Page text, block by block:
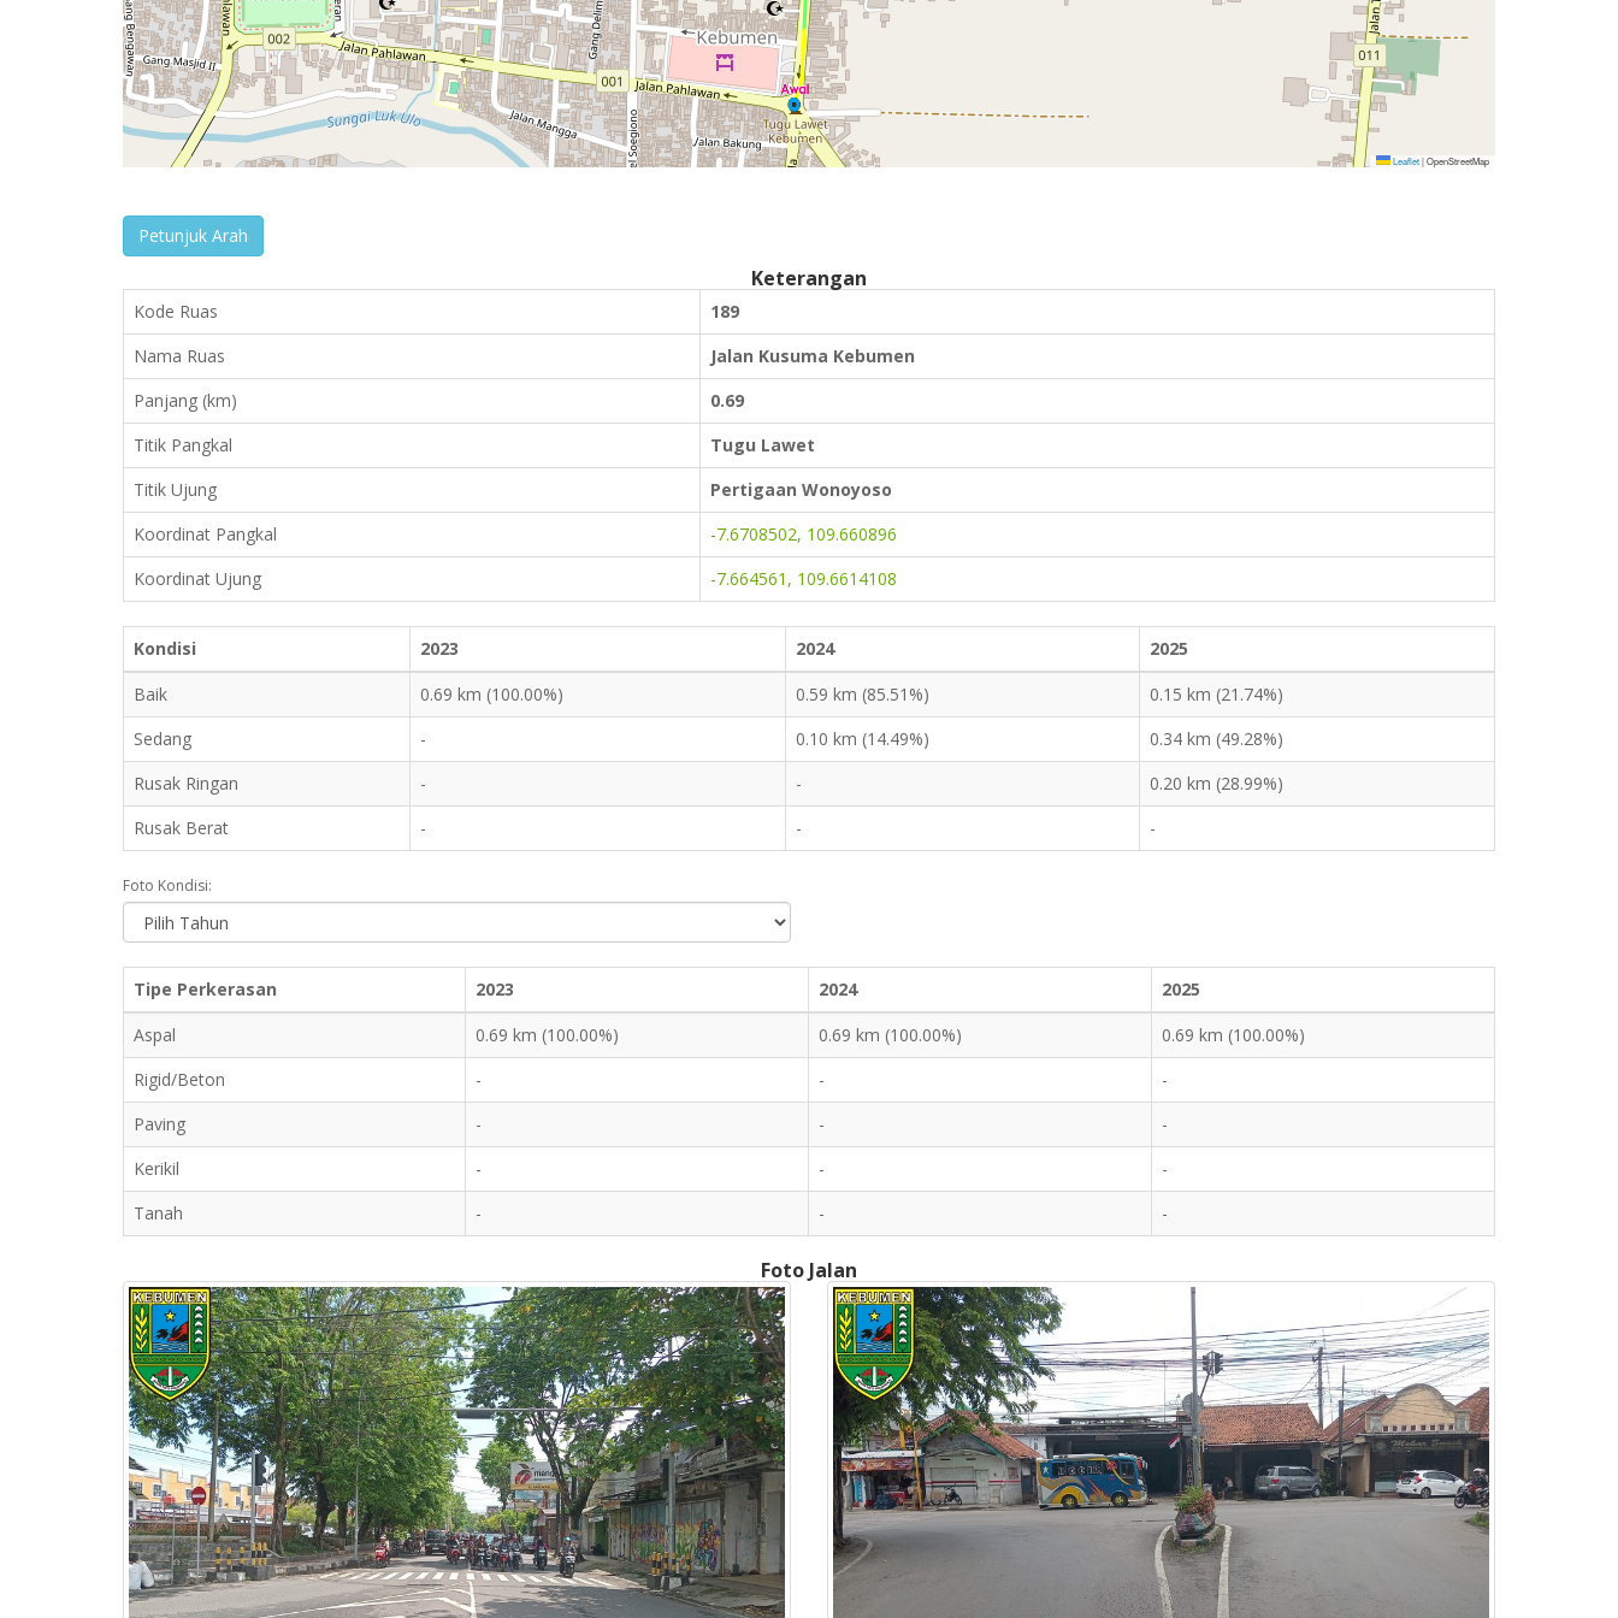
Leaflet|OpenStreetMap
Petunjuk Arah
Keterangan
Kode Ruas
189
Nama Ruas
Jalan Kusuma Kebumen
Panjang (km)
0.69
Titik Pangkal
Tugu Lawet
Titik Ujung
Pertigaan Wonoyoso
Koordinat Pangkal
-7.6708502, 109.660896
Koordinat Ujung
-7.664561, 109.6614108
Kondisi 2023 2024
2025
Baik
0.69 km (100.00%) 0.59 km (85.51%)
0.15 km (21.74%)
Sedang
- 0.10 km (14.49%)
0.34 km (49.28%)
Rusak Ringan
- -
0.20 km (28.99%)
Rusak Berat
- - -
Foto Kondisi:
Tipe Perkerasan 2023 2024
2025
Aspal
0.69 km (100.00%) 0.69 km (100.00%)
0.69 km (100.00%)
Rigid/Beton
- -
-
Paving
- -
-
Kerikil
- -
-
Tanah
- - -
Foto Jalan